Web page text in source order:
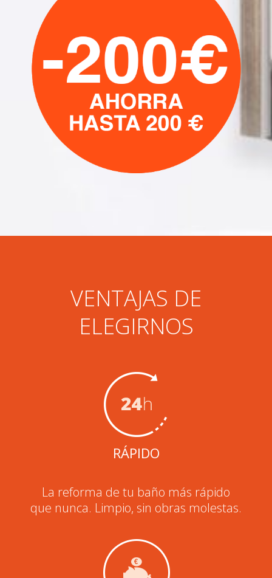
VENTAJAS DE
ELEGIRNOS
RÁPIDO
La reforma de tu baño más rápido
que nunca. Limpio, sin obras molestas.